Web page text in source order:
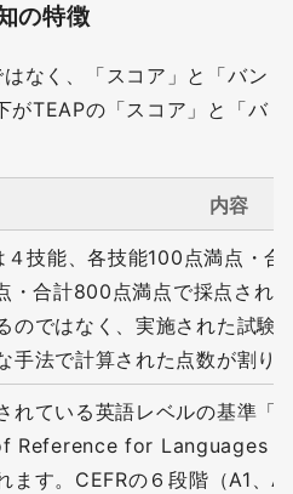
の特徴
なく、「スコア」と「バン
がTEAPの「スコア」と「バ
内容
４技能、各技能100点満点・
・合計800点満点で採点され
のではなく、実施された試験
手法で計算された点数が割り
れている英語レベルの基準
Reference for Languages：
ます。CEFRの６段階（A1、